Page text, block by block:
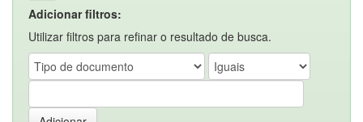
Adicionar filtros:
Utilizar filtros para refinar o resultado de busca.